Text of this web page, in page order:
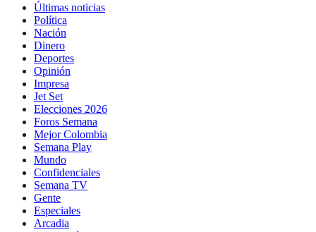
Últimas noticias
Política
Nación
Dinero
Deportes
Opinión
Impresa
Jet Set
Elecciones 2026
Foros Semana
Mejor Colombia
Semana Play
Mundo
Confidenciales
Semana TV
Gente
Especiales
Arcadia